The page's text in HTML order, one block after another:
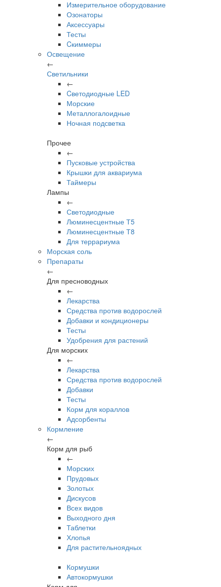
Измерительное оборудование
Озонаторы
Аксессуары
Тесты
Cкиммеры
Освещение
←
Светильники
←
Cветодиодные LED
Морские
Металлогалоидные
Ночная подсветка
Прочее
←
Пусковые устройства
Крышки для аквариума
Таймеры
Лампы
←
Светодиодные
Люминесцентные Т5
Люминесцентные Т8
Для террариума
Морская соль
Препараты
←
Для пресноводных
←
Лекарства
Средства против водорослей
Добавки и кондиционеры
Тесты
Удобрения для растений
Для морских
←
Лекарства
Средства против водорослей
Добавки
Тесты
Корм для кораллов
Адсорбенты
Кормление
←
Корм для рыб
←
Морских
Прудовых
Золотых
Дискусов
Всех видов
Выходного дня
Таблетки
Хлопья
Для растительноядных
Кормушки
Автокормушки